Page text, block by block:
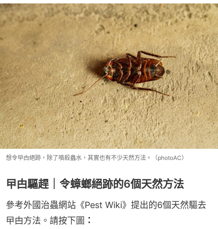
想令曱甴絕跡，除了噴殺蟲水，其實也有不少天然方法。（photoAC）
曱甴驅趕｜令蟑螂絕跡的6個天然方法
參考外國治蟲網站《Pest Wiki》提出的6個天然驅去
曱甴方法。請按下圖 ：